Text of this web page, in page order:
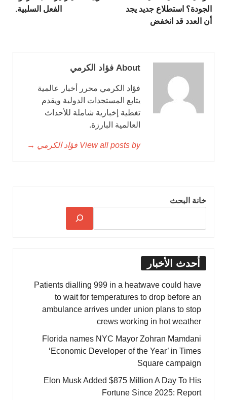
الجودة؟ استطلاع جديد يجد
أن العدد قد انخفض
الفعل السلبية.
About فؤاد الكرمي
فؤاد الكرمي محرر أخبار عالمية
يتابع المستجدات الدولية ويقدم
تغطية إخبارية شاملة للأحداث
العالمية البارزة.
View all posts by فؤاد الكرمي →
خانة البحث
أحدث الأخبار
Patients dialling 999 in a heatwave could have
to wait for temperatures to drop before an
ambulance arrives under union plans to stop
crews working in hot weather
Florida names NYC Mayor Zohran Mamdani
‘Economic Developer of the Year’ in Times
Square campaign
Elon Musk Added $875 Million A Day To His
Fortune Since 2025: Report